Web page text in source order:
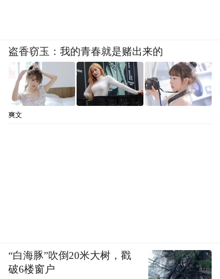
盗香窃玉：我的青春就是赌出来的
爽文
“白海豚”吹倒20米大树，戳
破6楼窗户